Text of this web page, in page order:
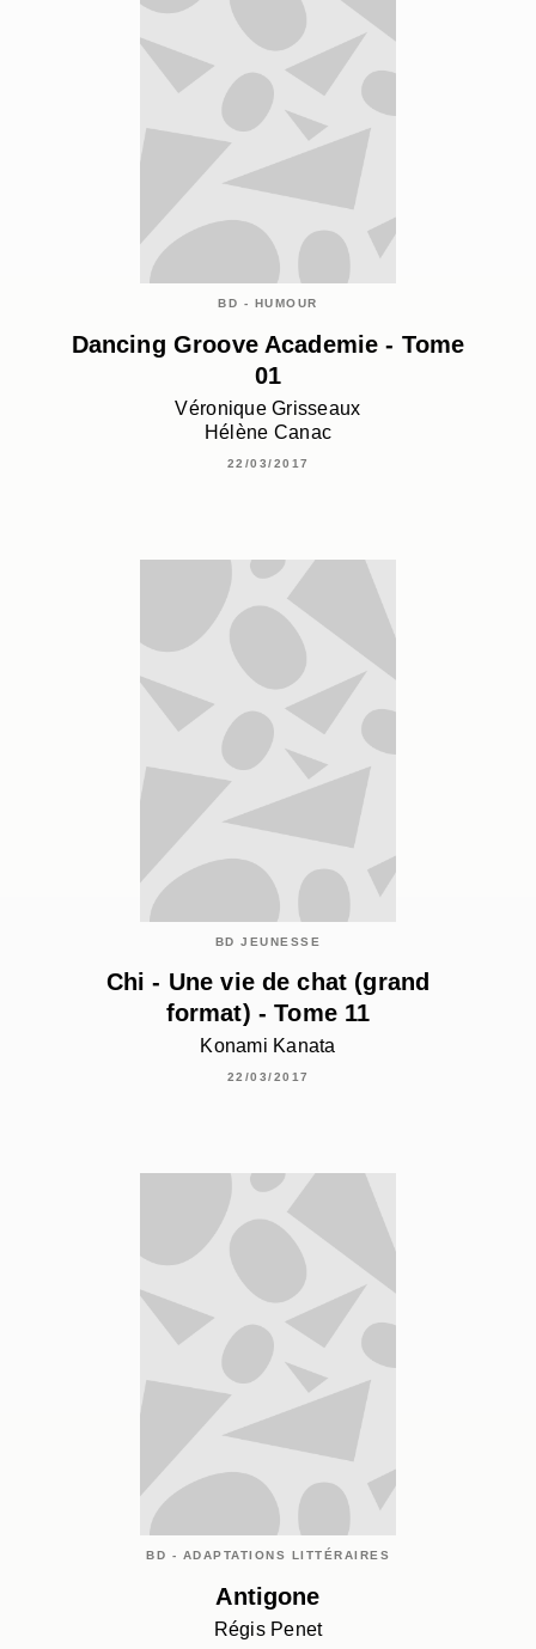
BD - HUMOUR
Dancing Groove Academie - Tome
01
Véronique Grisseaux
Hélène Canac
22/03/2017
BD JEUNESSE
Chi - Une vie de chat (grand
format) - Tome 11
Konami Kanata
22/03/2017
BD - ADAPTATIONS LITTÉRAIRES
Antigone
Régis Penet